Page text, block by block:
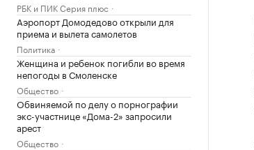
РБК и ПИК Серия плюс
Аэропорт Домодедово открыли для
приема и вылета самолетов
Политика
Женщина и ребенок погибли во время
непогоды в Смоленске
Общество
Обвиняемой по делу о порнографии
экс-участнице «Дома-2» запросили
арест
Общество